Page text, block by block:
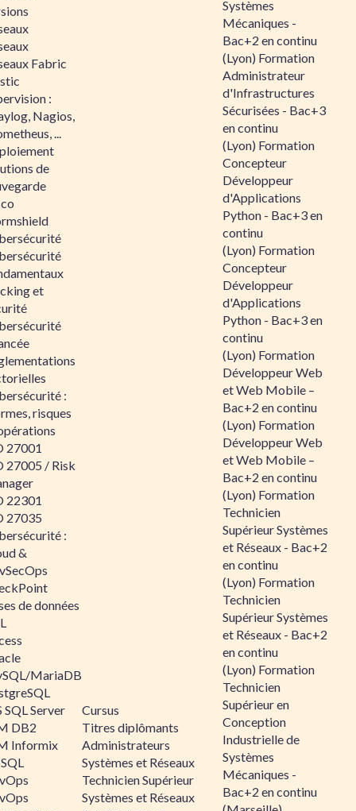
Fabric
:
Nagios,
...
de
et
:
risques
27001
27005 / Risk
22301
27035
:
&
de données
MariaDB
SQL Server
DB2
Informix
Cursus
Titres diplômants
Administrateurs
Systèmes et Réseaux
Technicien Supérieur
Systèmes et Réseaux
Systèmes
Mécaniques -
Bac+2 en continu
(Lyon) Formation
Administrateur
d'Infrastructures
Sécurisées - Bac+3
en continu
(Lyon) Formation
Concepteur
Développeur
d'Applications
Python - Bac+3 en
continu
(Lyon) Formation
Concepteur
Développeur
d'Applications
Python - Bac+3 en
continu
(Lyon) Formation
Développeur Web
et Web Mobile –
Bac+2 en continu
(Lyon) Formation
Développeur Web
et Web Mobile –
Bac+2 en continu
(Lyon) Formation
Technicien
Supérieur Systèmes
et Réseaux - Bac+2
en continu
(Lyon) Formation
Technicien
Supérieur Systèmes
et Réseaux - Bac+2
en continu
(Lyon) Formation
Technicien
Supérieur en
Conception
Industrielle de
Systèmes
Mécaniques -
Bac+2 en continu